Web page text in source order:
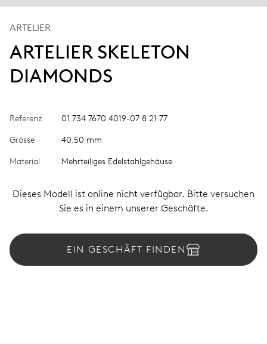
ARTELIER
ARTELIER SKELETON
DIAMONDS
Referenz 01 734 7670 4019-07 8 21 77
Grösse 40.50 mm
Material Mehrteiliges Edelstahlgehäuse
Dieses Modell ist online nicht verfügbar. Bitte versuchen
Sie es in einem unserer Geschäfte.
EIN GESCHÄFT FINDEN